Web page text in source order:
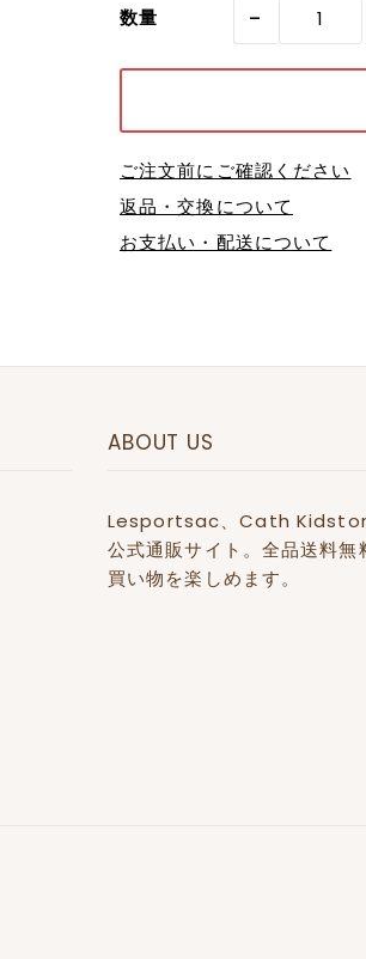
数量 -
ご注文前にご確認ください
返品・交換について
お支払い・配送について
ABOUT US
Lesportsac、Cath Kidston
公式通販サイト。全品送料
買い物を楽しめます。